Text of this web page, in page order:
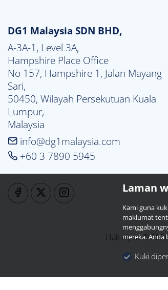
DG1 Malaysia SDN BHD,
A-3A-1, Level 3A,
Hampshire Place Office
No 157, Hampshire 1, Jalan Mayang
Sari,
50450, Wilayah Persekutuan Kuala
Lumpur,
Malaysia
info@dg1malaysia.com
+60 3 7890 5945
Hak cipta ©
Laman
Kami guna
maklumat
mereka. Anda
Kuki